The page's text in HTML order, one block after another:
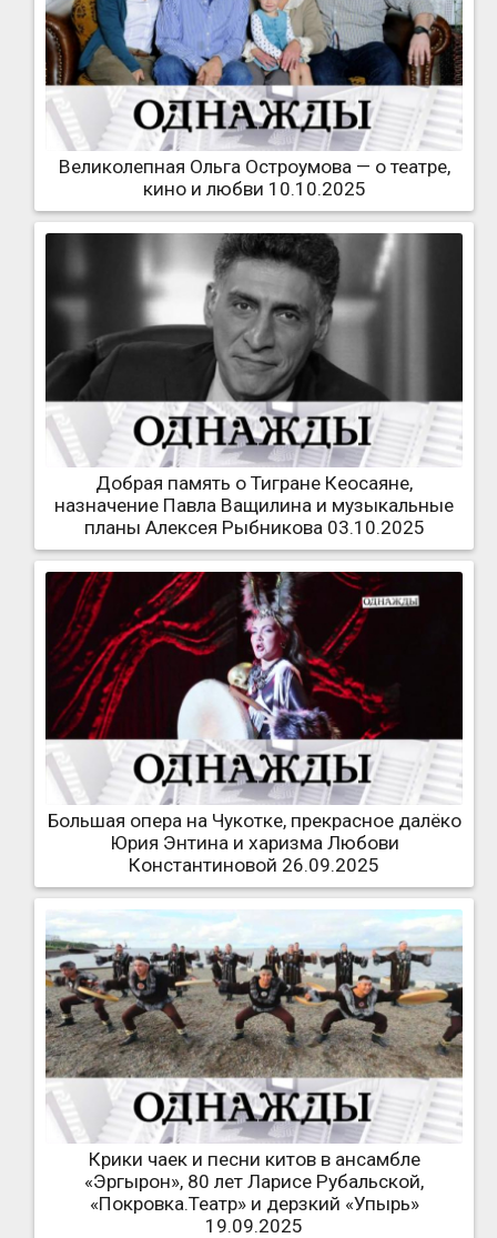
Великолепная Ольга Остроумова — о театре,
кино и любви 10.10.2025
Добрая память о Тигране Кеосаяне,
назначение Павла Ващилина и музыкальные
планы Алексея Рыбникова 03.10.2025
Большая опера на Чукотке, прекрасное далёко
Юрия Энтина и харизма Любови
Константиновой 26.09.2025
Крики чаек и песни китов в ансамбле
«Эргырон», 80 лет Ларисе Рубальской,
«Покровка.Театр» и дерзкий «Упырь»
19.09.2025